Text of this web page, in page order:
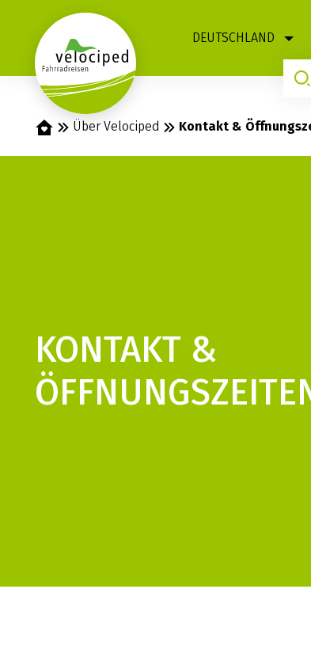
DEUTSCHLAND
StartseiteÜber Velociped Kontakt &
KONTAKT &